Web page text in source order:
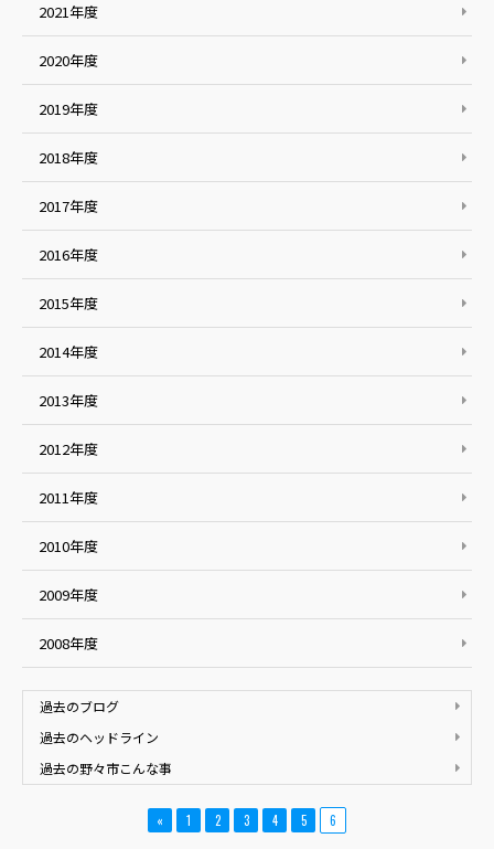
2021年度
2020年度
2019年度
2018年度
2017年度
2016年度
2015年度
2014年度
2013年度
2012年度
2011年度
2010年度
2009年度
2008年度
過去のブログ
過去のヘッドライン
過去の野々市こんな事
« 1 2 3 4 5 6